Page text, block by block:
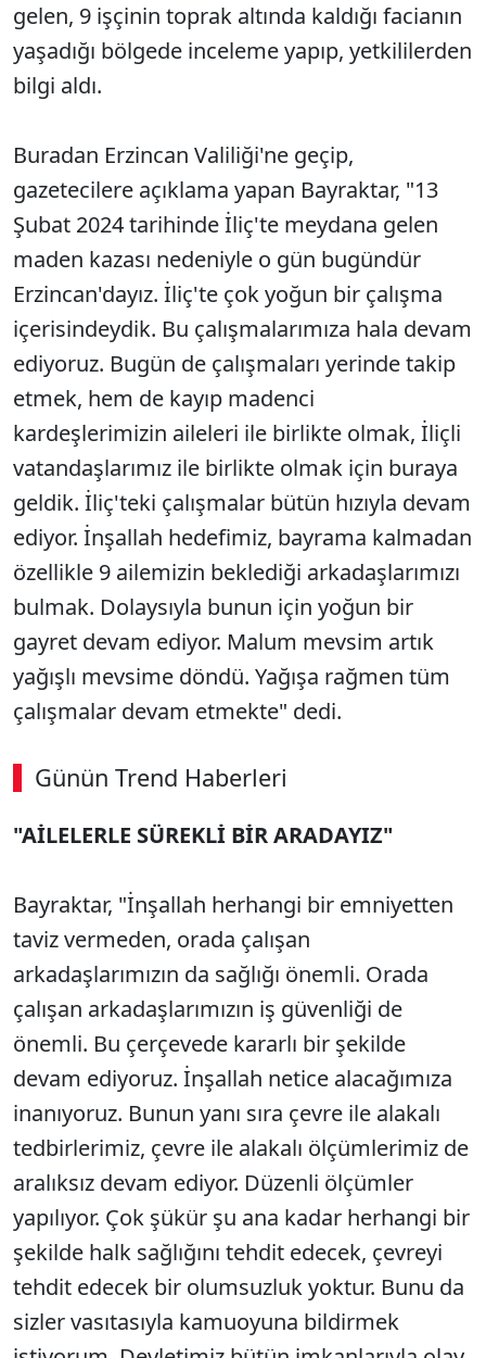
gelen, 9 işçinin toprak altında kaldığı facianın
yaşadığı bölgede inceleme yapıp, yetkililerden
bilgi aldı.
Buradan Erzincan Valiliği'ne geçip,
gazetecilere açıklama yapan Bayraktar, "13
Şubat 2024 tarihinde İliç'te meydana gelen
maden kazası nedeniyle o gün bugündür
Erzincan'dayız. İliç'te çok yoğun bir çalışma
içerisindeydik. Bu çalışmalarımıza hala devam
ediyoruz. Bugün de çalışmaları yerinde takip
etmek, hem de kayıp madenci
kardeşlerimizin aileleri ile birlikte olmak, İliçli
vatandaşlarımız ile birlikte olmak için buraya
geldik. İliç'teki çalışmalar bütün hızıyla devam
ediyor. İnşallah hedefimiz, bayrama kalmadan
özellikle 9 ailemizin beklediği arkadaşlarımızı
bulmak. Dolaysıyla bunun için yoğun bir
gayret devam ediyor. Malum mevsim artık
yağışlı mevsime döndü. Yağışa rağmen tüm
çalışmalar devam etmekte" dedi.
Günün Trend Haberleri
"AİLELERLE SÜREKLİ BİR ARADAYIZ"
Bayraktar, "İnşallah herhangi bir emniyetten
taviz vermeden, orada çalışan
arkadaşlarımızın da sağlığı önemli. Orada
çalışan arkadaşlarımızın iş güvenliği de
önemli. Bu çerçevede kararlı bir şekilde
devam ediyoruz. İnşallah netice alacağımıza
inanıyoruz. Bunun yanı sıra çevre ile alakalı
tedbirlerimiz, çevre ile alakalı ölçümlerimiz de
aralıksız devam ediyor. Düzenli ölçümler
yapılıyor. Çok şükür şu ana kadar herhangi bir
şekilde halk sağlığını tehdit edecek, çevreyi
tehdit edecek bir olumsuzluk yoktur. Bunu da
sizler vasıtasıyla kamuoyuna bildirmek